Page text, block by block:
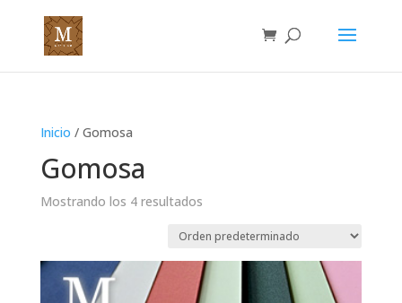
Inicio / Gomosa
Gomosa
Mostrando los 4 resultados